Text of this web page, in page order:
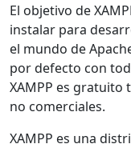
El objetivo de
instalar para
el mundo de
por defecto con
XAMPP es gratuito
no comerciales.
XAMPP es una